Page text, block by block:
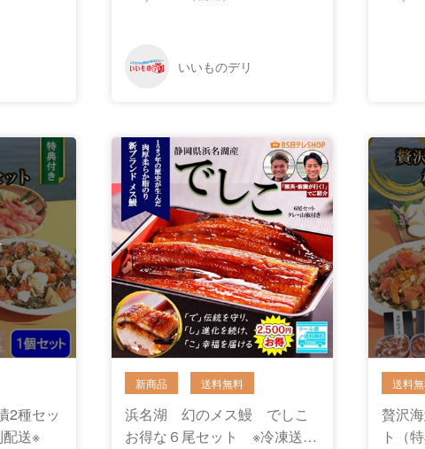
2種セッ
送※
浜名湖 幻のメス鰻 でしこ
お得な６尾セット ※冷凍送料
贅沢
ト（